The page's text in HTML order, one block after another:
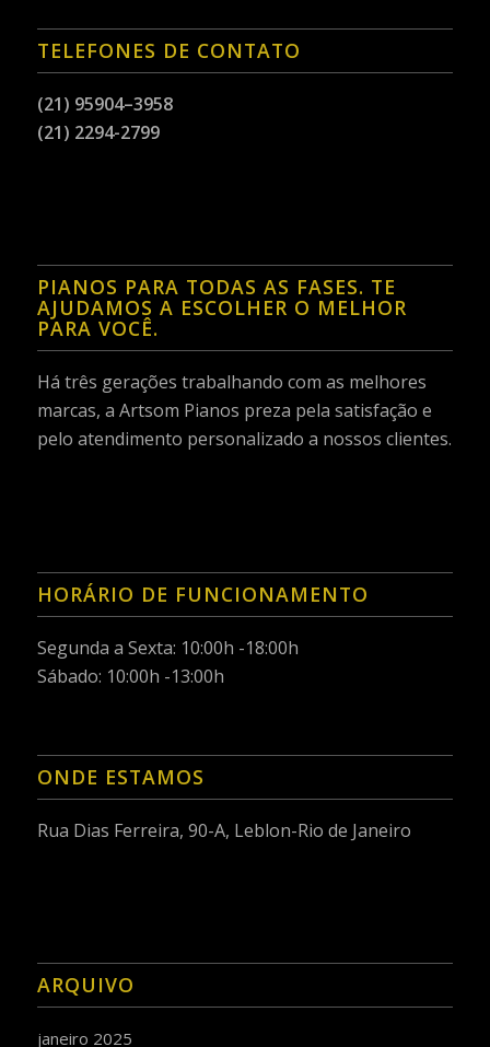
TELEFONES DE CONTATO
(21) 95904–3958
(21) 2294-2799
PIANOS PARA TODAS AS FASES. TE
AJUDAMOS A ESCOLHER O MELHOR
PARA VOCÊ.
Há três gerações trabalhando com as melhores
marcas, a Artsom Pianos preza pela satisfação e
pelo atendimento personalizado a nossos clientes.
HORÁRIO DE FUNCIONAMENTO
Segunda a Sexta: 10:00h -18:00h
Sábado: 10:00h -13:00h
ONDE ESTAMOS
Rua Dias Ferreira, 90-A, Leblon-Rio de Janeiro
ARQUIVO
janeiro 2025